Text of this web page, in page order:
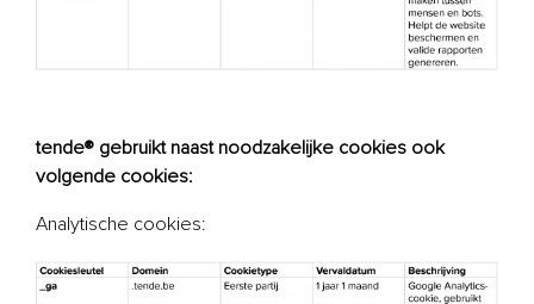
tende® gebruikt naast noodzakelijke cookies ook
volgende cookies:
Analytische cookies: